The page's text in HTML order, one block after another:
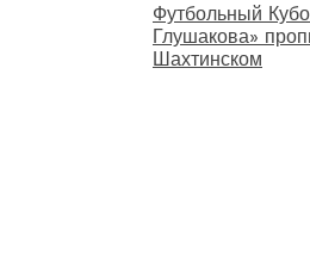
Футбольный
Глушакова»
Шахтинском